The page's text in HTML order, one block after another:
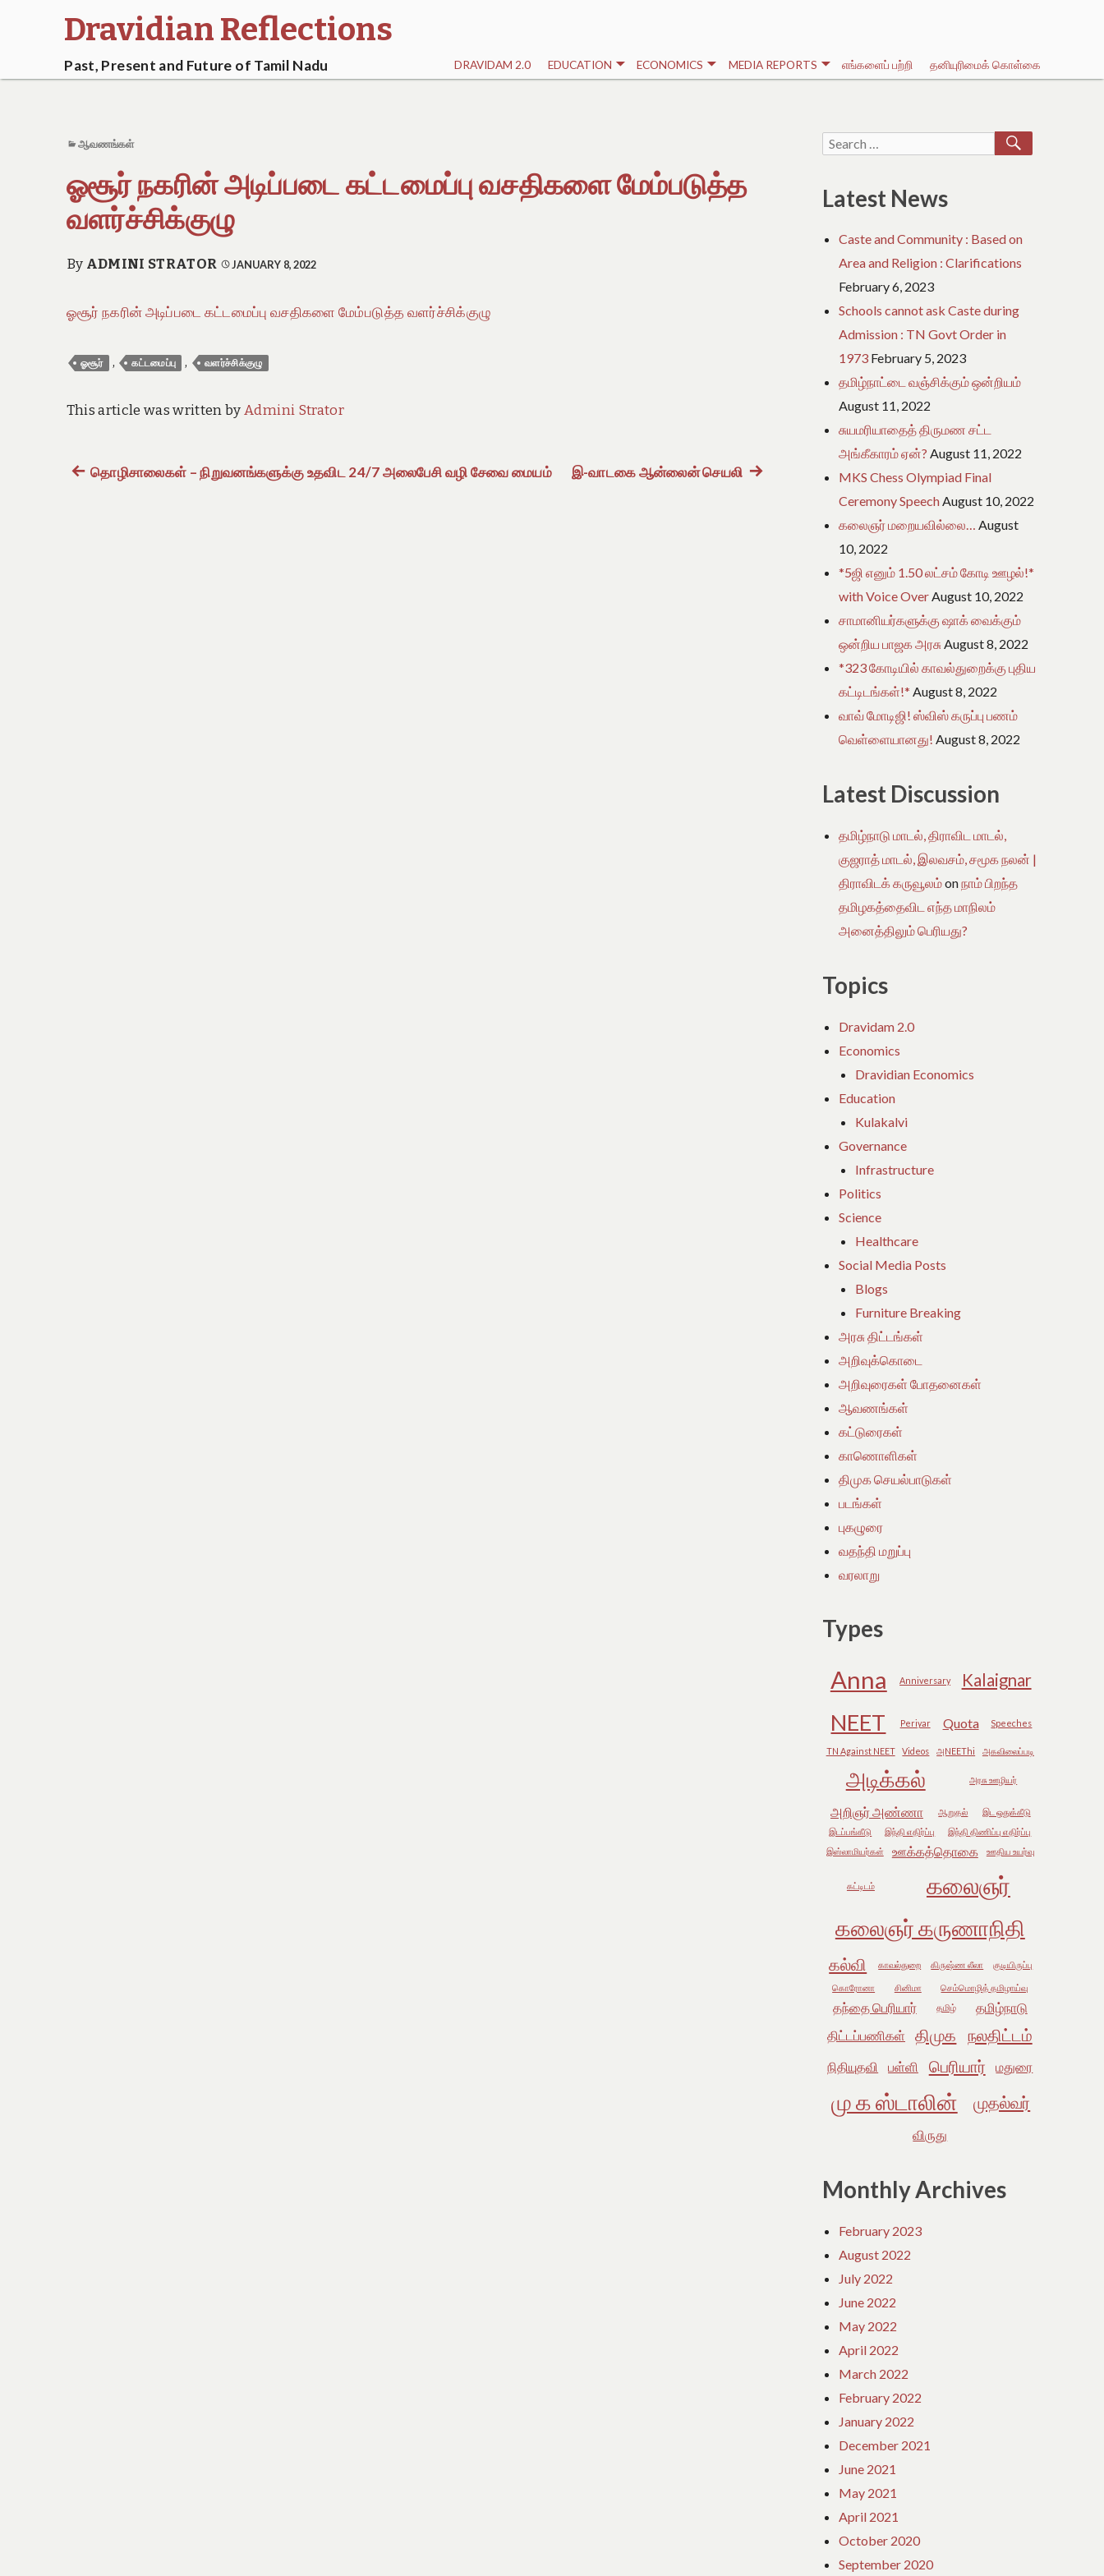
Dravidian Reflections
Past, Present and Future of Tamil Nadu DRAVIDAM 2.0 EDUCATION ECONOMICS MEDIA REPORTS எங்களைப் பற்றி தனியுரிமைக் கொள்கை
ஆவணங்கள்
ஓசூர் நகரின் அடிப்படை கட்டமைப்பு வசதிகளை மேம்படுத்த
வளர்ச்சிக்குழு
By ADMINI STRATOR JANUARY 8, 2022
ஓசூர் நகரின் அடிப்படை கட்டமைப்பு வசதிகளை மேம்படுத்த வளர்ச்சிக்குழு
ஓசூர் , கட்டமைப்பு , வளர்ச்சிக்குழு
This article was written byAdmini Strator
Post
Previous
தொழிசாலைகள் – நிறுவனங்களுக்கு உதவிட 24/7 அலைபேசி வழி சேவை மையம் இ-வாடகை ஆன்லைன் செயலிNext
Search
Latest News
Caste and Community : Based on
Area and Religion : Clarifications
February 6, 2023
Schools cannot ask Caste during
Admission : TN Govt Order in
1973 February 5, 2023
தமிழ்நாட்டை வஞ்சிக்கும் ஒன்றியம்
August 11, 2022
சுயமரியாதைத் திருமண சட்ட
அங்கீகாரம் ஏன்? August 11, 2022
MKS Chess Olympiad Final
Ceremony SpeechAugust 10, 2022
கலைஞர் மறையவில்லை… August
10, 2022
*5ஜி எனும் 1.50 லட்சம் கோடி ஊழல்!*
with Voice OverAugust 10, 2022
சாமானியர்களுக்கு ஷாக் வைக்கும்
ஒன்றிய பாஜக அரசுAugust 8, 2022
*323 கோடியில் காவல்துறைக்கு புதிய
கட்டிடங்கள்!* August 8, 2022
வாவ் மோடிஜி! ஸ்விஸ் கருப்பு பணம்
வெள்ளையானது! August 8, 2022
Latest Discussion
தமிழ்நாடு மாடல், திராவிட மாடல்,
குஜராத் மாடல், இலவசம், சமூக நலன் |
திராவிடக் கருவூலம்onநாம் பிறந்த
தமிழகத்தைவிட எந்த மாநிலம்
அனைத்திலும் பெரியது?
Topics
Dravidam 2.0
Economics
Dravidian Economics
Education
Kulakalvi
Governance
Infrastructure
Politics
Science
Healthcare
Social Media Posts
Blogs
Furniture Breaking
அரசு திட்டங்கள்
அறிவுக்கொடை
அறிவுரைகள் போதனைகள்
ஆவணங்கள்
கட்டுரைகள்
காணொளிகள்
திமுக செயல்பாடுகள்
படங்கள்
புகழுரை
வதந்தி மறுப்பு
வரலாறு
Types
Anna Anniversary Kalaignar
NEET Periyar Quota Speeches
TN Against NEET Videos அNEEThi அகவிலைப்படி
அடிக்கல் அரசு ஊழியர்
அறிஞர் அண்ணா ஆறுதல்
இட ஒதுக்கீடு
இடப்பங்கீடு
இந்தி எதிர்ப்பு
இந்தி திணிப்பு எதிர்ப்பு
இஸ்லாமியர்கள்
ஊக்கத்தொகை ஊதிய உயர்வு
கட்டிடம் கலைஞர்
கலைஞர் கருணாநிதி
கல்வி காவல்துறை கிருஷ்ண லீலா குடியிருப்பு
கொரோனா சினிமா செம்மொழித் தமிழாய்வு
தந்தை பெரியார் தமிழ்
தமிழ்நாடு
திட்டப்பணிகள்
திமுக நலதிட்டம்
நிதியுதவி பள்ளி பெரியார் மதுரை
மு க ஸ்டாலின் முதல்வர்
விருது
Monthly Archives
February 2023
August 2022
July 2022
June 2022
May 2022
April 2022
March 2022
February 2022
January 2022
December 2021
June 2021
May 2021
April 2021
October 2020
September 2020